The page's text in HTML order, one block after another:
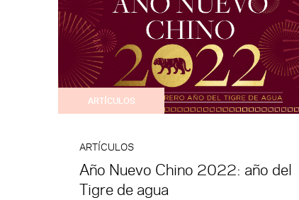
ARTÍCULOS
ARTÍCULOS
Año Nuevo Chino 2022: año del
Tigre de agua